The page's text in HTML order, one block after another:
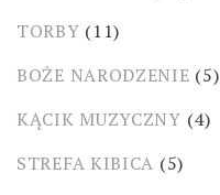
TORBY (11)
BOŻE NARODZENIE (5)
KĄCIK MUZYCZNY (4)
STREFA KIBICA (5)